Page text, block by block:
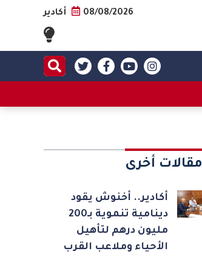
08/08/2026 أكادير
مقالات أخرى
أكادير.. أخنوش يقود
دينامية تنموية بـ200
مليون درهم لتأهيل
الأحياء وملاعب القرب